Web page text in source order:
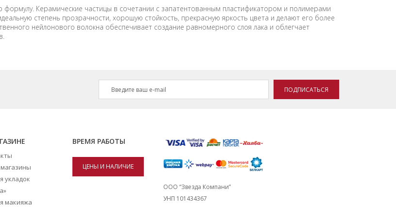
формулу. Керамические частицы в сочетании с запатентованным пластификатором и полимерами
степень прозрачности, хорошую стойкость, прекрасную яркость цвета и делают его более
нейлонового волокна обеспечивает создание равномерного слоя лака и облегчает
ПОДПИСАТЬСЯ
укладок
макияжа
ВРЕМЯ РАБОТЫ
ЦЕНЫ И НАЛИЧИЕ
ООО “Звезда Компани”
УНП 101434367